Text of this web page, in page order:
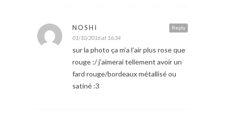
Reply
NOSHI
01/10/2016 at 16:34
sur la photo ça m’a l’air plus rose que
rouge :/ j’aimerai tellement avoir un
fard rouge/bordeaux métallisé ou
satiné :3